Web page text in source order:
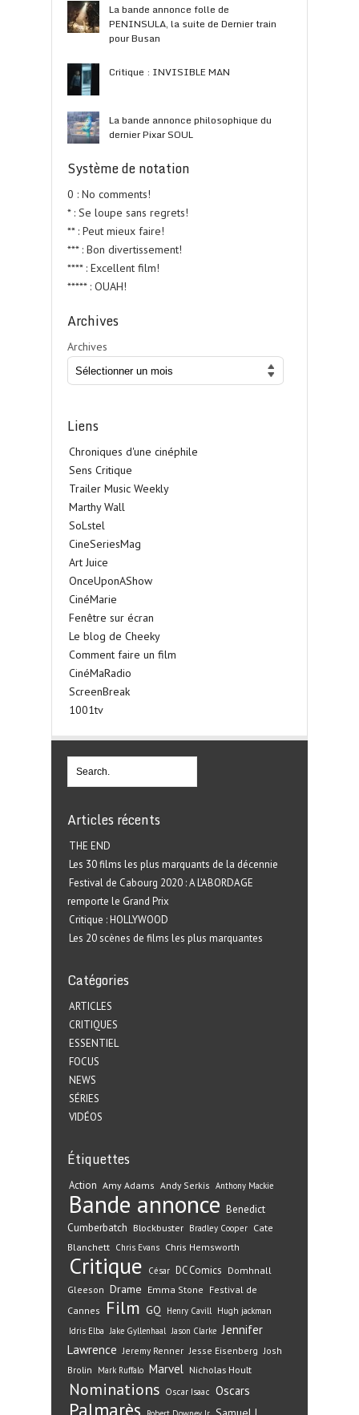
La bande annonce folle de
PENINSULA, la suite de Dernier train
pour Busan
Critique : INVISIBLE MAN
La bande annonce philosophique du
dernier Pixar SOUL
Système de notation
0 : No comments!
* : Se loupe sans regrets!
** : Peut mieux faire!
*** : Bon divertissement!
**** : Excellent film!
***** : OUAH!
Archives
Archives
Liens
Chroniques d'une cinéphile
Sens Critique
Trailer Music Weekly
Marthy Wall
SoLstel
CineSeriesMag
Art Juice
OnceUponAShow
CinéMarie
Fenêtre sur écran
Le blog de Cheeky
Comment faire un film
CinéMaRadio
ScreenBreak
1001tv
Articles récents
THE END
Les 30 films les plus marquants de la décennie
Festival de Cabourg 2020 : A L’ABORDAGE
remporte le Grand Prix
Critique : HOLLYWOOD
Les 20 scènes de films les plus marquantes
Catégories
ARTICLES
CRITIQUES
ESSENTIEL
FOCUS
NEWS
SÉRIES
VIDÉOS
Étiquettes
Action Amy Adams Andy Serkis Anthony Mackie
Bande annonce Benedict
Cumberbatch Blockbuster Bradley Cooper Cate
Blanchett Chris Evans Chris Hemsworth
Critique César DC Comics Domhnall
Gleeson Drame Emma Stone Festival de
Cannes
Film GQ Henry Cavill Hugh jackman
Idris Elba Jake Gyllenhaal Jason Clarke Jennifer
Lawrence Jeremy Renner Jesse Eisenberg Josh
Brolin
Mark Ruffalo Marvel Nicholas Hoult
Nominations Oscar Isaac Oscars
Palmarès